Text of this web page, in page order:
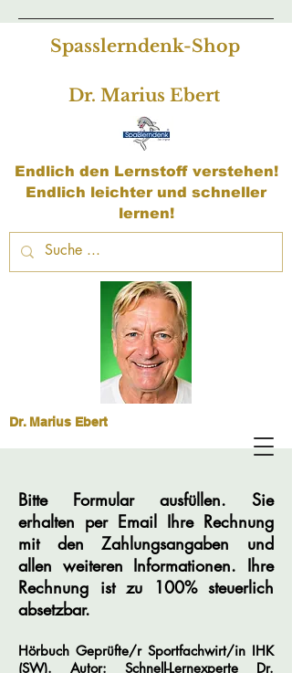
Spasslerndenk-Shop
Dr. Marius Ebert
Endlich den Lernstoff verstehen!
Endlich leichter und schneller
lernen!
Dr. Marius Ebert
Bitte Formular ausfüllen. Sie
erhalten per Email Ihre Rechnung
mit den Zahlungsangaben und
allen weiteren Informationen. Ihre
Rechnung ist zu 100% steuerlich
absetzbar.
Hörbuch Geprüfte/r Sportfachwirt/in IHK
(SW). Autor: Schnell-Lernexperte Dr.